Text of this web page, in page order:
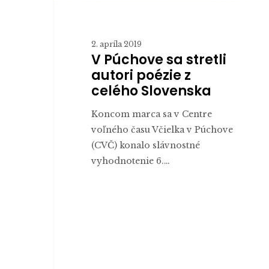
2. apríla 2019
V Púchove sa stretli
autori poézie z
celého Slovenska
Koncom marca sa v Centre
voľného času Včielka v Púchove
(CVČ) konalo slávnostné
vyhodnotenie 6.…